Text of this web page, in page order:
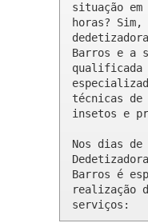
situação em
horas?
Barros e a
qualificada
técnicas de
insetos e
Nos dias
Barros é
realização
serviços: